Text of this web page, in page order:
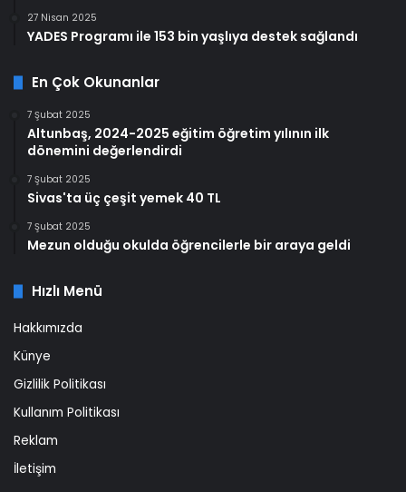
27 Nisan 2025
YADES Programı ile 153 bin yaşlıya destek sağlandı
En Çok Okunanlar
7 Şubat 2025
Altunbaş, 2024-2025 eğitim öğretim yılının ilk
dönemini değerlendirdi
7 Şubat 2025
Sivas'ta üç çeşit yemek 40 TL
7 Şubat 2025
Mezun olduğu okulda öğrencilerle bir araya geldi
Hızlı Menü
Hakkımızda
Künye
Gizlilik Politikası
Kullanım Politikası
Reklam
İletişim